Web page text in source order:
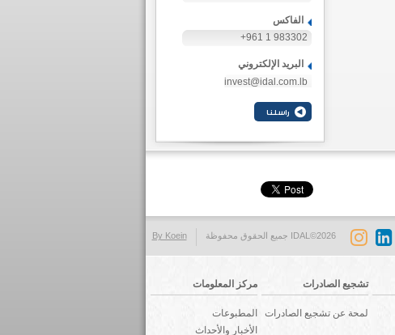
الفاكس
+961 1 983302
البريد الإلكتروني
invest@idal.com.lb
By Koein IDAL©2026 جميع الحقوق محفوظة
تشجيع الصادرات
لمحة عن تشجيع الصادرات
مركز المعلومات
المطبوعات
الأخبار والأحداث